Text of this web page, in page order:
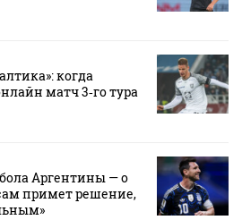
когда
матч 3‑го тура
Аргентины — о
примет решение,